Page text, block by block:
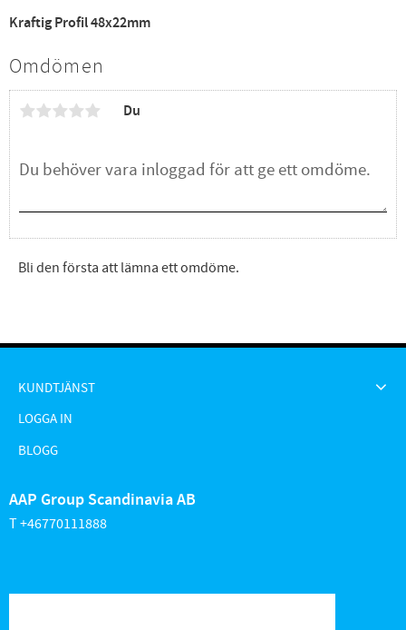
Kraftig Profil 48x22mm
Omdömen
Du
Bli den första att lämna ett omdöme.
KUNDTJÄNST
LOGGA IN
BLOGG
AAP Group Scandinavia AB
T +46770111888